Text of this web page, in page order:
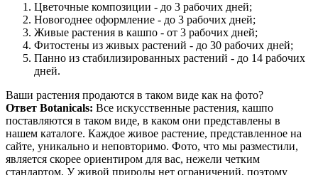
Цветочные композиции - до 3 рабочих дней;
Новогоднее оформление - до 3 рабочих дней;
Живые растения в кашпо - от 3 рабочих дней;
Фитостены из живых растений - до 30 рабочих дней;
Панно из стабилизированных растений - до 14 рабочих
дней.
Ваши растения продаются в таком виде как на фото?
Ответ Botanicals: Все искусственные растения, кашпо
поставляются в таком виде, в каком они представлены в
нашем каталоге. Каждое живое растение, представленное на
сайте, уникально и неповторимо. Фото, что мы разместили,
является скорее ориентиром для вас, нежели четким
стандартом. У живой природы нет ограничений, поэтому